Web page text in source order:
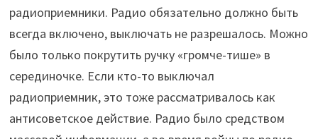
радиоприемники. Радио обязательно должно быть
всегда включено, выключать не разрешалось. Можно
было только покрутить ручку «громче-тише» в
серединочке. Если кто-то выключал
радиоприемник, это тоже рассматривалось как
антисоветское действие. Радио было средством